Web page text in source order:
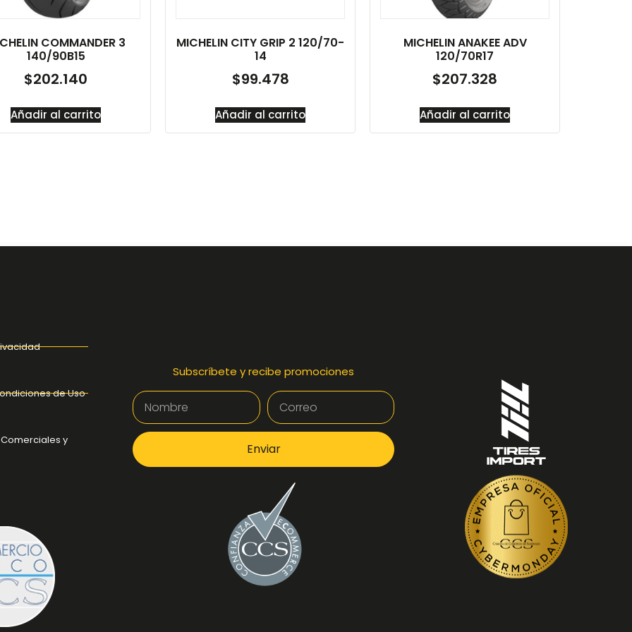
COMMANDER 3
140/90B15
$202.140
Añadir al carrito
MICHELIN CITY GRIP 2 120/70-
14
$99.478
Añadir al carrito
MICHELIN ANAKEE ADV
120/70R17
$207.328
Añadir al carrito
de Uso
y
Subscríbete y recibe promociones
Enviar